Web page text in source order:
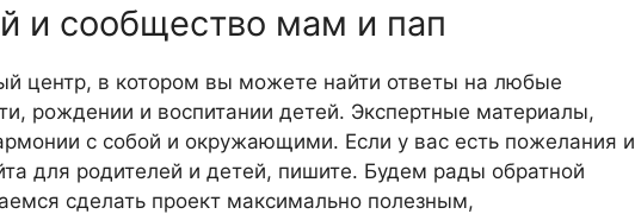
и сообщество мам и пап
центр, в котором вы можете найти ответы на любые
рождении и воспитании детей. Экспертные материалы,
с собой и окружающими. Если у вас есть пожелания и
для родителей и детей, пишите. Будем рады обратной
сделать проект максимально полезным,